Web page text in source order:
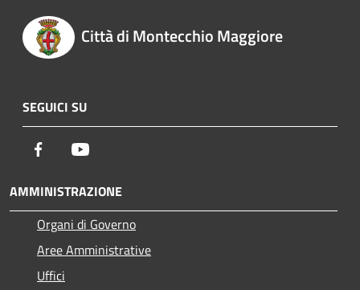
Città di Montecchio Maggiore
SEGUICI SU
Facebook
AMMINISTRAZIONE
Organi di Governo
Aree Amministrative
Uffici